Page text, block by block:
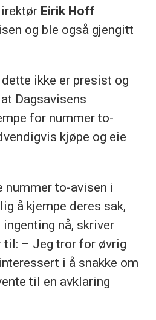
Eirik Hoff
og ble også gjengitt
ikke er presist og
Dagsavisens
for nummer to-
kjøpe og eie
nummer to-avisen i
å kjempe deres sak,
nå, skriver
til: – Jeg tror for øvrig
i å snakke om
til en avklaring